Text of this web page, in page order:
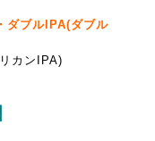
ダブルIPA(ダブル
カンIPA)